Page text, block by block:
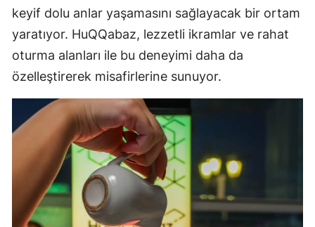
keyif dolu anlar yaşamasını sağlayacak bir ortam
yaratıyor. HuQQabaz, lezzetli ikramlar ve rahat
oturma alanları ile bu deneyimi daha da
özelleştirerek misafirlerine sunuyor.